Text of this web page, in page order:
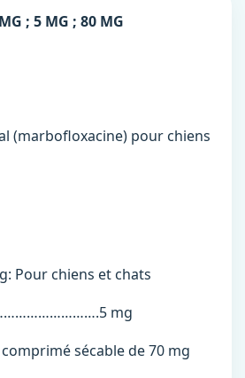
; 5 MG ; 80 MG
(marbofloxacine) pour chiens
Pour chiens et chats
mg
sécable de 70 mg